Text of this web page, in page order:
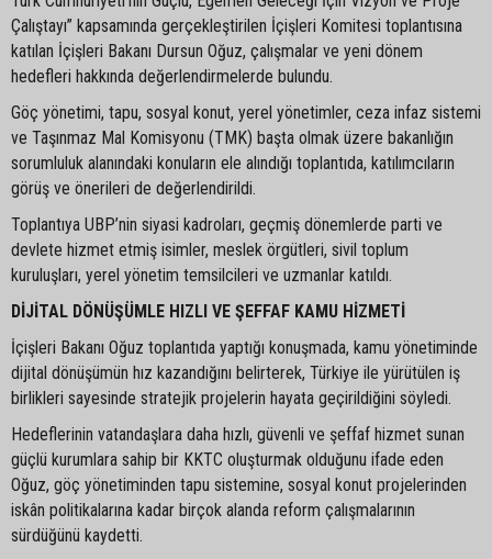
Çalıştayı” kapsamında gerçekleştirilen İçişleri Komitesi toplantısına
katılan İçişleri Bakanı Dursun Oğuz, çalışmalar ve yeni dönem
hedefleri hakkında değerlendirmelerde bulundu.
Göç yönetimi, tapu, sosyal konut, yerel yönetimler, ceza infaz sistemi
ve Taşınmaz Mal Komisyonu (TMK) başta olmak üzere bakanlığın
sorumluluk alanındaki konuların ele alındığı toplantıda, katılımcıların
görüş ve önerileri de değerlendirildi.
Toplantıya UBP’nin siyasi kadroları, geçmiş dönemlerde parti ve
devlete hizmet etmiş isimler, meslek örgütleri, sivil toplum
kuruluşları, yerel yönetim temsilcileri ve uzmanlar katıldı.
DİJİTAL DÖNÜŞÜMLE HIZLI VE ŞEFFAF KAMU HİZMETİ
İçişleri Bakanı Oğuz toplantıda yaptığı konuşmada, kamu yönetiminde
dijital dönüşümün hız kazandığını belirterek, Türkiye ile yürütülen iş
birlikleri sayesinde stratejik projelerin hayata geçirildiğini söyledi.
Hedeflerinin vatandaşlara daha hızlı, güvenli ve şeffaf hizmet sunan
güçlü kurumlara sahip bir KKTC oluşturmak olduğunu ifade eden
Oğuz, göç yönetiminden tapu sistemine, sosyal konut projelerinden
iskân politikalarına kadar birçok alanda reform çalışmalarının
sürdüğünü kaydetti.